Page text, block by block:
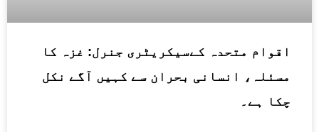
اقوام متحدہ کےسیکریٹری جنرل: غزہ کا
مسئلہ، انسانی بحران سے کہیں آگے نکل
چکا ہے۔